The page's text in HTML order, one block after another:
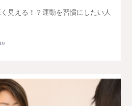
見える！？運動を習慣にしたい人